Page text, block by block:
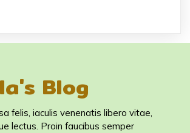
Blog
felis, iaculis venenatis libero vitae,
lectus. Proin faucibus semper